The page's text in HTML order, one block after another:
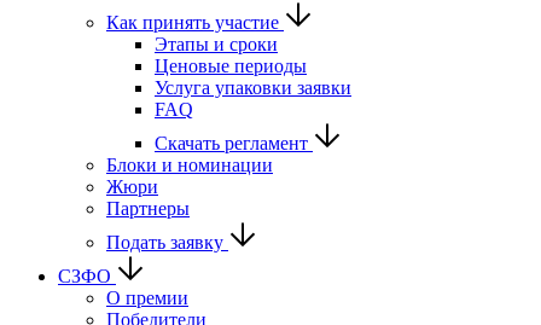
Как принять участие
Этапы и сроки
Ценовые периоды
Услуга упаковки заявки
FAQ
Скачать регламент
Блоки и номинации
Жюри
Партнеры
Подать заявку
СЗФО
О премии
Победители